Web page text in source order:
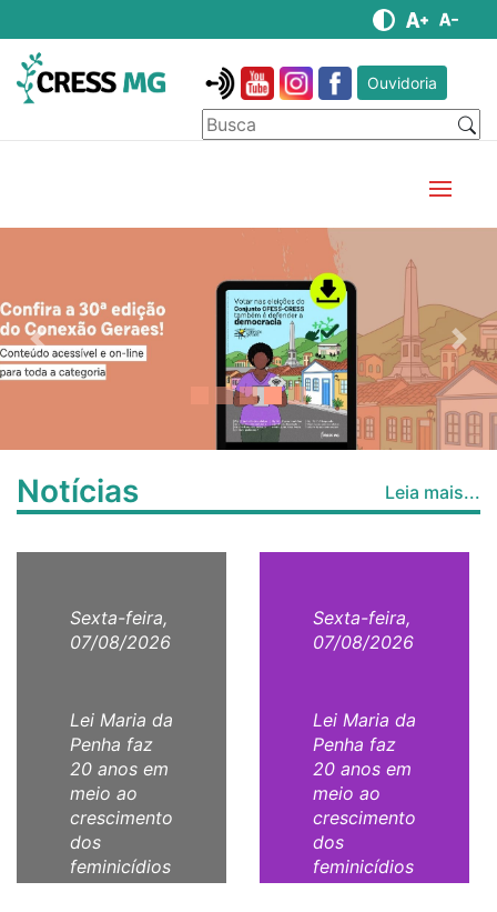
Ouvidoria
Anterior
Notícias Leia mais...
Sexta-feira,
07/08/2026
Lei Maria da
Penha faz
20 anos em
meio ao
crescimento
dos
feminicídios
Sexta-feira,
07/08/2026
Lei Maria da
Penha faz
20 anos em
meio ao
crescimento
dos
feminicídios